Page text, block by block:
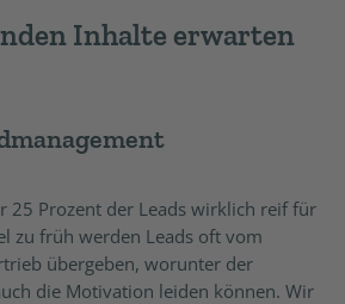
Inhalte erwarten
25 Prozent der Leads wirklich reif für
zu früh werden Leads oft vom
übergeben, worunter der
die Motivation leiden können. Wir